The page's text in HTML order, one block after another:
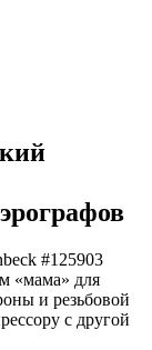
#125903
«мама» для
и резьбовой
с другой